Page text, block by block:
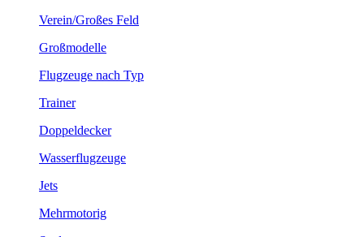
Verein/Großes Feld
Großmodelle
Flugzeuge nach Typ
Trainer
Doppeldecker
Wasserflugzeuge
Jets
Mehrmotorig